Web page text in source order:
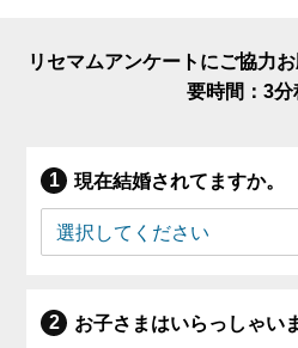
リセマムアンケートにご協力
要時間：3分
現在結婚されてますか。
お子さまはいらっしゃい